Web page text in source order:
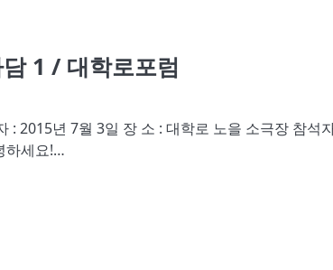
1 / 대학로포럼
: 2015년 7월 3일 장 소 : 대학로 노을 소극장 참석
하세요!…